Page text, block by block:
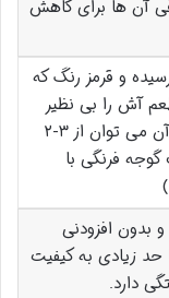
آن ها برای کاهش
و قرمز رنگ که
آش را بی نظیر
می کنند. (به جای آن می توان از ۳-۲
فرنگی با
بدون افزودنی
زیادی به کیفیت
دارد.